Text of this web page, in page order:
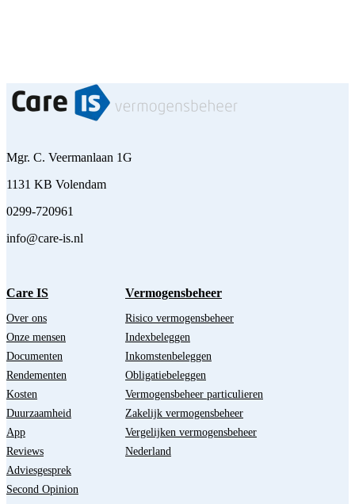
Mgr. C. Veermanlaan 1G
1131 KB Volendam
0299-720961
info@care-is.nl
Care IS
Over ons
Onze mensen
Documenten
Rendementen
Kosten
Duurzaamheid
App
Reviews
Adviesgesprek
Second Opinion
Vermogensbeheer
Risico vermogensbeheer
Indexbeleggen
Inkomstenbeleggen
Obligatiebeleggen
Vermogensbeheer particulieren
Zakelijk vermogensbeheer
Vergelijken vermogensbeheer
Nederland